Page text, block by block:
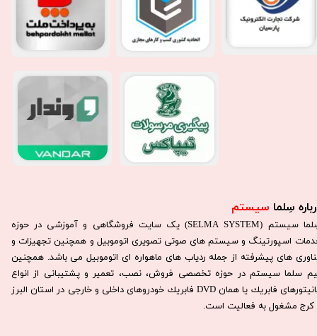
سِلما سیستم​​​​​​​
سِلما سيستم (SELMA SYSTEM) یک سایت فروشگاهی و آموزشی در حوزه
اسپورتینگ و سیستم های صوتی تصویری اتوموبیل و همچنین تجهیزات و
های پیشرفته از جمله ردیاب های ماهواره ای اتوموبیل می باشد. همچنين
سلما سيستم در حوزه تخصصی فروش، نصب، تعمير و پشتيبانی از انواع
مانيتورهای فابريك يا همان DVD فابريك خودروهای داخلی و خارجی در استان البرز
كرج مشغول به فعاليت است.​​​​​​​